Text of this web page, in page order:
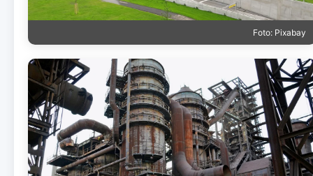
Foto: Pixabay